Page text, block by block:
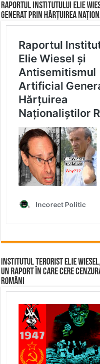
Raportul Institutului Elie
Generat prin Hărțuirea
Institutul terorist Elie
un raport în care cere
români